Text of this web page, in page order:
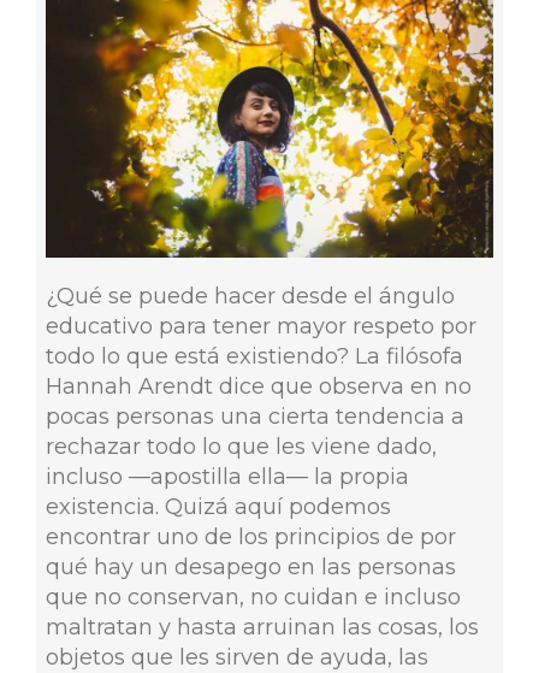
¿Qué se puede hacer desde el ángulo
educativo para tener mayor respeto por
todo lo que está existiendo? La filósofa
Hannah Arendt dice que observa en no
pocas personas una cierta tendencia a
rechazar todo lo que les viene dado,
incluso —apostilla ella— la propia
existencia. Quizá aquí podemos
encontrar uno de los principios de por
qué hay un desapego en las personas
que no conservan, no cuidan e incluso
maltratan y hasta arruinan las cosas, los
objetos que les sirven de ayuda, las